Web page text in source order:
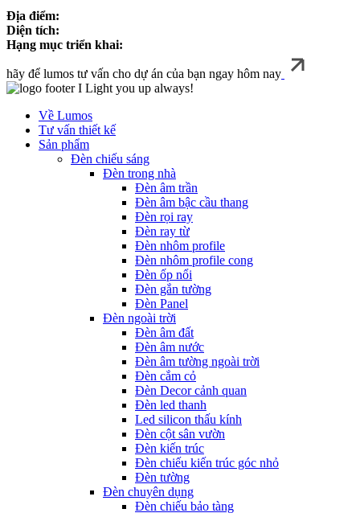
Địa điểm:
Diện tích:
Hạng mục triển khai:
hãy để lumos tư vấn cho dự án của bạn ngay hôm nay
I Light you up always!
Về Lumos
Tư vấn thiết kế
Sản phẩm
Đèn chiếu sáng
Đèn trong nhà
Đèn âm trần
Đèn âm bậc cầu thang
Đèn rọi ray
Đèn ray từ
Đèn nhôm profile
Đèn nhôm profile cong
Đèn ốp nổi
Đèn gắn tường
Đèn Panel
Đèn ngoài trời
Đèn âm đất
Đèn âm nước
Đèn âm tường ngoài trời
Đèn cắm cỏ
Đèn Decor cảnh quan
Đèn led thanh
Led silicon thấu kính
Đèn cột sân vườn
Đèn kiến trúc
Đèn chiếu kiến trúc góc nhỏ
Đèn tường
Đèn chuyên dụng
Đèn chiếu bảo tàng